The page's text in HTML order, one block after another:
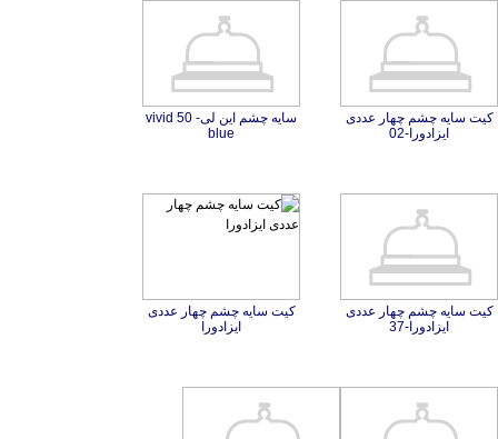
کیت سایه چشم چهار عددی
ایزادورا-02
سایه چشم این لی- 50 vivid
blue
کیت سایه چشم چهار عددی
ایزادورا-37
کیت سایه چشم چهار عددی
ایزادورا